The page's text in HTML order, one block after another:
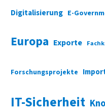
Digitalisierung E-
Europa Exporte
Forschungsprojekte
IT-Sicherheit